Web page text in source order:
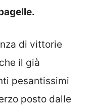
di vittorie
il già
pesantissimi
posto dalle